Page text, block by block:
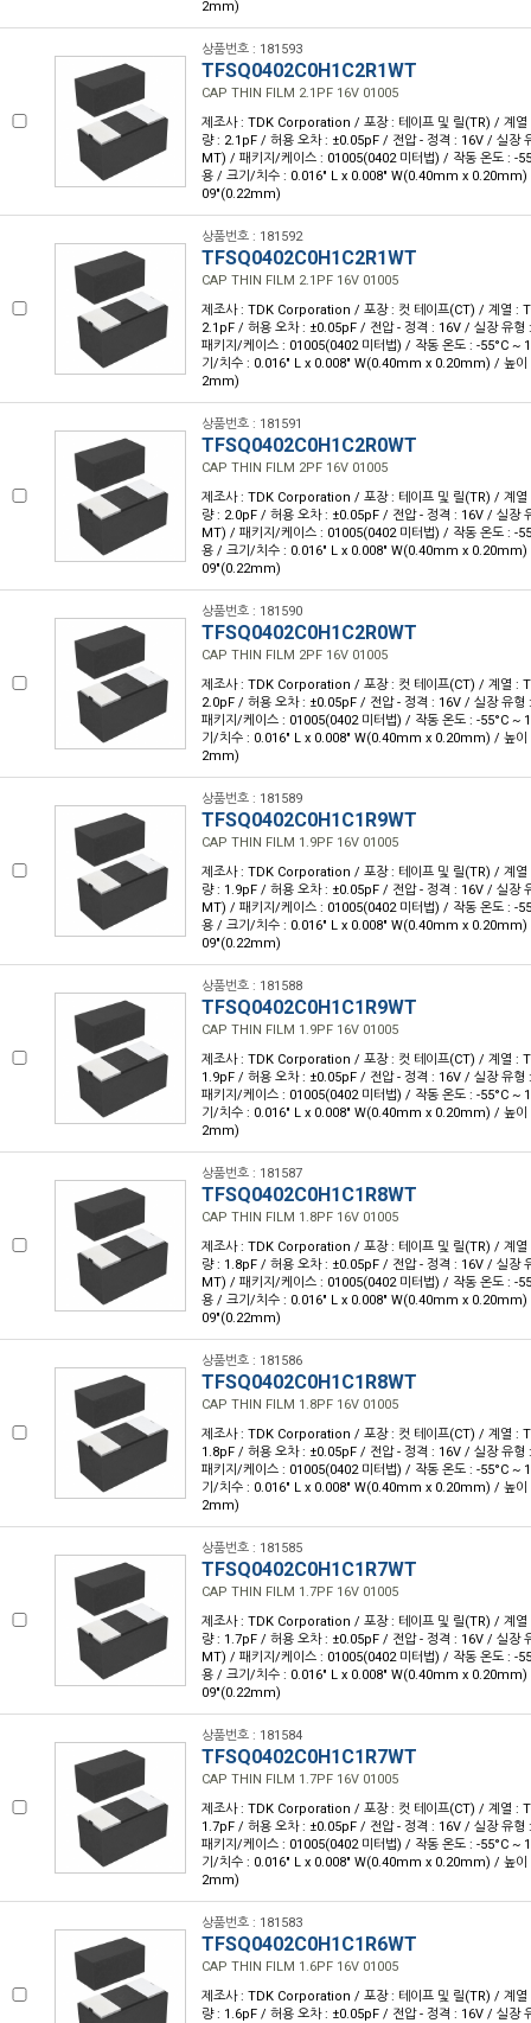
2mm)
상품번호 : 181593
TFSQ0402C0H1C2R1WT
CAP THIN FILM 2.1PF 16V 01005
제조사 : TDK Corporation / 포장 : 테이프 및 릴(TR) / 계
량 : 2.1pF / 허용 오차 : ±0.05pF / 전압 - 정격 : 16V / 실장
MT) / 패키지/케이스 : 01005(0402 미터법) / 작동 온도 : -
용 / 크기/치수 : 0.016" L x 0.008" W(0.40mm x 0.20mm)
09"(0.22mm)
상품번호 : 181592
TFSQ0402C0H1C2R1WT
CAP THIN FILM 2.1PF 16V 01005
제조사 : TDK Corporation / 포장 : 컷 테이프(CT) / 계열 :
2.1pF / 허용 오차 : ±0.05pF / 전압 - 정격 : 16V / 실장 유
패키지/케이스 : 01005(0402 미터법) / 작동 온도 : -55°C ~
기/치수 : 0.016" L x 0.008" W(0.40mm x 0.20mm) / 높이
2mm)
상품번호 : 181591
TFSQ0402C0H1C2R0WT
CAP THIN FILM 2PF 16V 01005
제조사 : TDK Corporation / 포장 : 테이프 및 릴(TR) / 계
량 : 2.0pF / 허용 오차 : ±0.05pF / 전압 - 정격 : 16V / 실장
MT) / 패키지/케이스 : 01005(0402 미터법) / 작동 온도 : -
용 / 크기/치수 : 0.016" L x 0.008" W(0.40mm x 0.20mm)
09"(0.22mm)
상품번호 : 181590
TFSQ0402C0H1C2R0WT
CAP THIN FILM 2PF 16V 01005
제조사 : TDK Corporation / 포장 : 컷 테이프(CT) / 계열 :
2.0pF / 허용 오차 : ±0.05pF / 전압 - 정격 : 16V / 실장 유
패키지/케이스 : 01005(0402 미터법) / 작동 온도 : -55°C ~
기/치수 : 0.016" L x 0.008" W(0.40mm x 0.20mm) / 높이
2mm)
상품번호 : 181589
TFSQ0402C0H1C1R9WT
CAP THIN FILM 1.9PF 16V 01005
제조사 : TDK Corporation / 포장 : 테이프 및 릴(TR) / 계
량 : 1.9pF / 허용 오차 : ±0.05pF / 전압 - 정격 : 16V / 실장
MT) / 패키지/케이스 : 01005(0402 미터법) / 작동 온도 : -
용 / 크기/치수 : 0.016" L x 0.008" W(0.40mm x 0.20mm)
09"(0.22mm)
상품번호 : 181588
TFSQ0402C0H1C1R9WT
CAP THIN FILM 1.9PF 16V 01005
제조사 : TDK Corporation / 포장 : 컷 테이프(CT) / 계열 :
1.9pF / 허용 오차 : ±0.05pF / 전압 - 정격 : 16V / 실장 유
패키지/케이스 : 01005(0402 미터법) / 작동 온도 : -55°C ~
기/치수 : 0.016" L x 0.008" W(0.40mm x 0.20mm) / 높이
2mm)
상품번호 : 181587
TFSQ0402C0H1C1R8WT
CAP THIN FILM 1.8PF 16V 01005
제조사 : TDK Corporation / 포장 : 테이프 및 릴(TR) / 계
량 : 1.8pF / 허용 오차 : ±0.05pF / 전압 - 정격 : 16V / 실장
MT) / 패키지/케이스 : 01005(0402 미터법) / 작동 온도 : -
용 / 크기/치수 : 0.016" L x 0.008" W(0.40mm x 0.20mm)
09"(0.22mm)
상품번호 : 181586
TFSQ0402C0H1C1R8WT
CAP THIN FILM 1.8PF 16V 01005
제조사 : TDK Corporation / 포장 : 컷 테이프(CT) / 계열 :
1.8pF / 허용 오차 : ±0.05pF / 전압 - 정격 : 16V / 실장 유
패키지/케이스 : 01005(0402 미터법) / 작동 온도 : -55°C ~
기/치수 : 0.016" L x 0.008" W(0.40mm x 0.20mm) / 높이
2mm)
상품번호 : 181585
TFSQ0402C0H1C1R7WT
CAP THIN FILM 1.7PF 16V 01005
제조사 : TDK Corporation / 포장 : 테이프 및 릴(TR) / 계
량 : 1.7pF / 허용 오차 : ±0.05pF / 전압 - 정격 : 16V / 실장
MT) / 패키지/케이스 : 01005(0402 미터법) / 작동 온도 : -
용 / 크기/치수 : 0.016" L x 0.008" W(0.40mm x 0.20mm)
09"(0.22mm)
상품번호 : 181584
TFSQ0402C0H1C1R7WT
CAP THIN FILM 1.7PF 16V 01005
제조사 : TDK Corporation / 포장 : 컷 테이프(CT) / 계열 :
1.7pF / 허용 오차 : ±0.05pF / 전압 - 정격 : 16V / 실장 유
패키지/케이스 : 01005(0402 미터법) / 작동 온도 : -55°C ~
기/치수 : 0.016" L x 0.008" W(0.40mm x 0.20mm) / 높이
2mm)
상품번호 : 181583
TFSQ0402C0H1C1R6WT
CAP THIN FILM 1.6PF 16V 01005
제조사 : TDK Corporation / 포장 : 테이프 및 릴(TR) / 계
량 : 1.6pF / 허용 오차 : ±0.05pF / 전압 - 정격 : 16V / 실장